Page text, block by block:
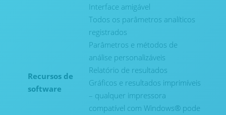
Recursos de
software
Interface amigável
Todos os parâmetros analíticos
registrados
Parâmetros e métodos de
análise personalizáveis
Relatório de resultados
Gráficos e resultados imprimíveis
– qualquer impressora
compatível com Windows® pode